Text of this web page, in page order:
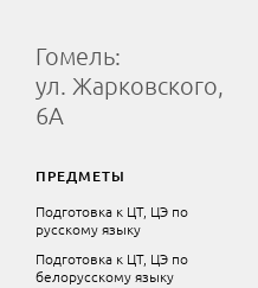
Гомель:
ул. Жарковского,
6А
ПРЕДМЕТЫ
Подготовка к ЦТ, ЦЭ по
русскому языку
Подготовка к ЦТ, ЦЭ по
белорусскому языку